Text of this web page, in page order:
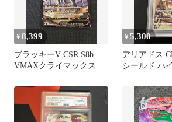
¥8,399
ブラッキーV CSR S8b
VMAXクライマックス
¥5,300
アリアドス
シールド ハ
ス…